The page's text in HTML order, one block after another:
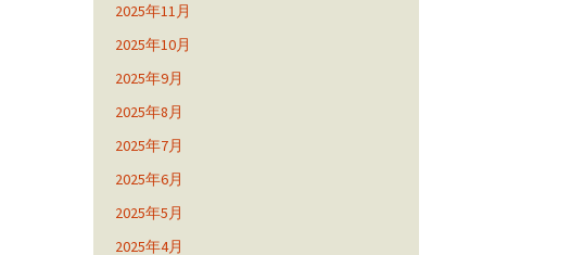
2025年11月
2025年10月
2025年9月
2025年8月
2025年7月
2025年6月
2025年5月
2025年4月